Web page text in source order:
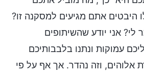
היבטים אתם מגיעים למסקנה זו?
לי? אני יודע שהשיתופים
עמוקות ונתנו בלבבותיכם
וזה נהדר. אך אף על פי